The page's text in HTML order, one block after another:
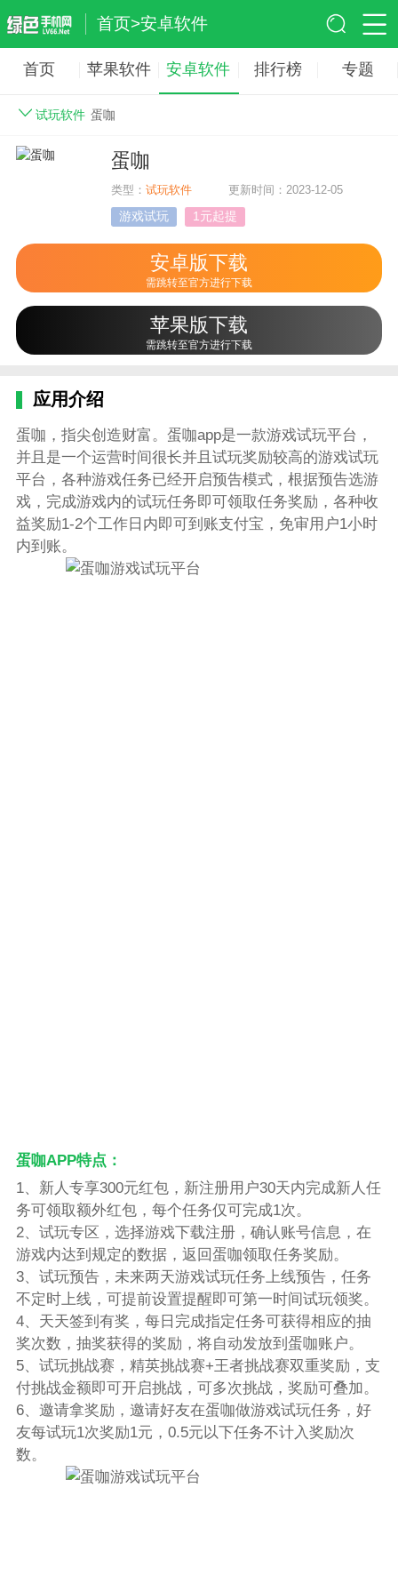
首页>安卓软件
首页 苹果软件 安卓软件 排行榜 专题
试玩软件 蛋咖
蛋咖
类型：试玩软件 更新时间：2023-12-05
游戏试玩 1元起提
安卓版下载
需跳转至官方进行下载
苹果版下载
需跳转至官方进行下载
应用介绍
蛋咖，指尖创造财富。蛋咖app是一款游戏试玩平台，
并且是一个运营时间很长并且试玩奖励较高的游戏试玩
平台，各种游戏任务已经开启预告模式，根据预告选游
戏，完成游戏内的试玩任务即可领取任务奖励，各种收
益奖励1-2个工作日内即可到账支付宝，免审用户1小时
内到账。
蛋咖APP特点：
1、新人专享300元红包，新注册用户30天内完成新人任
务可领取额外红包，每个任务仅可完成1次。
2、试玩专区，选择游戏下载注册，确认账号信息，在
游戏内达到规定的数据，返回蛋咖领取任务奖励。
3、试玩预告，未来两天游戏试玩任务上线预告，任务
不定时上线，可提前设置提醒即可第一时间试玩领奖。
4、天天签到有奖，每日完成指定任务可获得相应的抽
奖次数，抽奖获得的奖励，将自动发放到蛋咖账户。
5、试玩挑战赛，精英挑战赛+王者挑战赛双重奖励，支
付挑战金额即可开启挑战，可多次挑战，奖励可叠加。
6、邀请拿奖励，邀请好友在蛋咖做游戏试玩任务，好
友每试玩1次奖励1元，0.5元以下任务不计入奖励次
数。